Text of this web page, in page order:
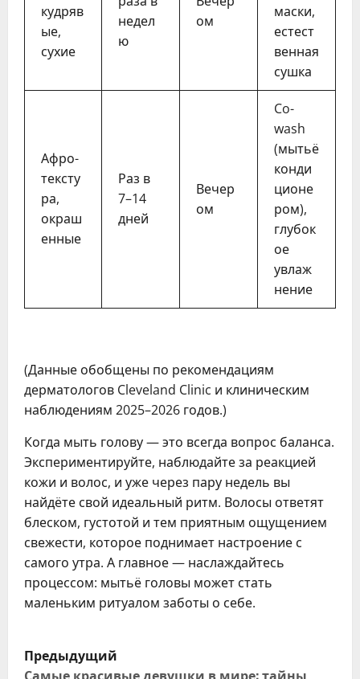
кудряв
ые,
сухие
недел
ю
ом
маски,
естест
венная
сушка
Афро-
тексту
ра,
окраш
енные
Раз в
7–14
дней
Вечер
ом
Co-
wash
(мытьё
конди
ционе
ром),
глубок
ое
увлаж
нение
(Данные обобщены по рекомендациям
дерматологов Cleveland Clinic и клиническим
наблюдениям 2025–2026 годов.)
Когда мыть голову — это всегда вопрос баланса.
Экспериментируйте, наблюдайте за реакцией
кожи и волос, и уже через пару недель вы
найдёте свой идеальный ритм. Волосы ответят
блеском, густотой и тем приятным ощущением
свежести, которое поднимает настроение с
самого утра. А главное — наслаждайтесь
процессом: мытьё головы может стать
маленьким ритуалом заботы о себе.
Н
Предыдущий
Самые красивые девушки в мире: тайны